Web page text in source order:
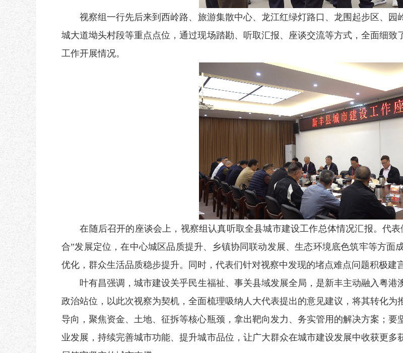
视察组一行先后来到西岭路、旅游集散中心、龙江红绿灯路口、龙围起步区、园
城大道坳头村段等重点点位，通过现场踏勘、听取汇报、座谈交流等方式，全面细
工作开展情况。
在随后召开的座谈会上，视察组认真听取全县城市建设工作总体情况汇报。代
合”发展定位，在中心城区品质提升、乡镇协同联动发展、生态环境底色筑牢等方面
优化，群众生活品质稳步提升。
同时 ， 代表们针对视察中发现的堵点难点问题积极建
叶有昌强调，城市建设关乎民生福祉、事关县域发展全局，是新丰主动融入粤
政治站位，以此次视察为契机，全面梳理吸纳人大代表提出的意见建议，将其转化
导向，聚焦资金、土地、征拆等核心瓶颈，拿出靶向发力、务实管用的解决方案；
业发展，持续完善城市功能、提升城市品位，让广大群众在城市建设发展中收获更